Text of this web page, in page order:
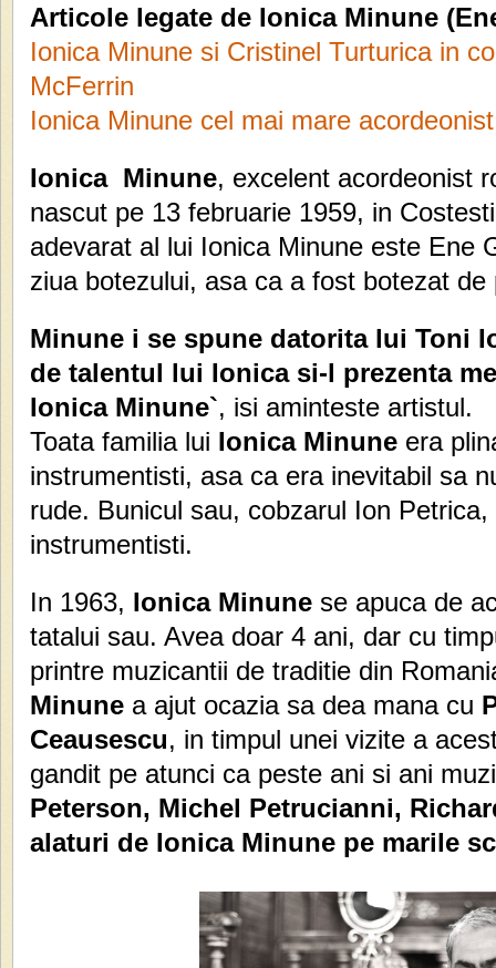
Articole legate de Ionica Minune
Ionica Minune si Cristinel Turturica in
McFerrin
Ionica Minune cel mai mare
Ionica Minune, excelent acordeonist
nascut pe 13 februarie 1959, in
adevarat al lui Ionica Minune este Ene
ziua botezului, asa ca a fost botezat de
Minune i se spune datorita lui Toni
de talentul lui Ionica si-l prezenta
Ionica Minune`, isi aminteste artistul.
Toata familia lui Ionica Minune era
instrumentisti, asa ca era inevitabil sa
rude. Bunicul sau, cobzarul Ion
instrumentisti.
In 1963, Ionica Minune se apuca de
tatalui sau. Avea doar 4 ani, dar cu
printre muzicantii de traditie din
Minune a ajut ocazia sa dea mana cu
Ceausescu, in timpul unei vizite a
gandit pe atunci ca peste ani si ani
Peterson, Michel Petrucianni,
alaturi de Ionica Minune pe marile